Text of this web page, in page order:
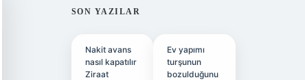
SIDEBAR
SON YAZILAR
Nakit avans
nasıl kapatılır
Ziraat
Ev yapımı
turşunun
bozulduğunu